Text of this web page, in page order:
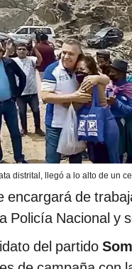
distrital, llegó a lo alto de un
encargará de
Policía Nacional y
del partido